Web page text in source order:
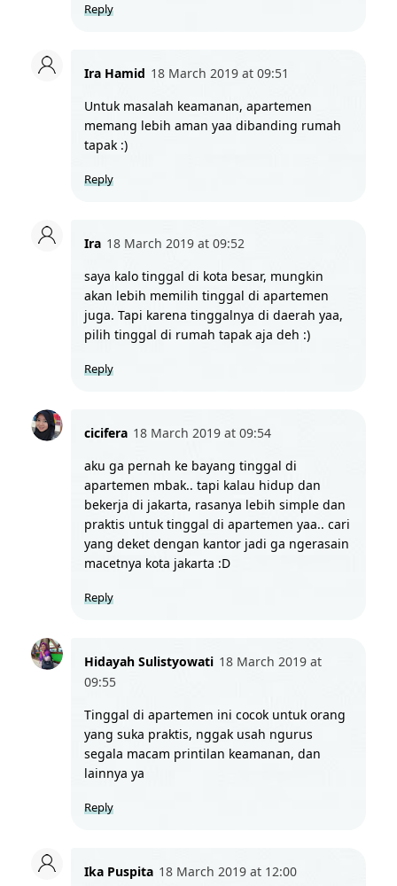
Reply
Ira Hamid 18 March 2019 at 09:51
Untuk masalah keamanan, apartemen
memang lebih aman yaa dibanding rumah
tapak :)
Reply
Ira 18 March 2019 at 09:52
saya kalo tinggal di kota besar, mungkin
akan lebih memilih tinggal di apartemen
juga. Tapi karena tinggalnya di daerah yaa,
pilih tinggal di rumah tapak aja deh :)
Reply
cicifera 18 March 2019 at 09:54
aku ga pernah ke bayang tinggal di
apartemen mbak.. tapi kalau hidup dan
bekerja di jakarta, rasanya lebih simple dan
praktis untuk tinggal di apartemen yaa.. cari
yang deket dengan kantor jadi ga ngerasain
macetnya kota jakarta :D
Reply
Hidayah Sulistyowati 18 March 2019 at
09:55
Tinggal di apartemen ini cocok untuk orang
yang suka praktis, nggak usah ngurus
segala macam printilan keamanan, dan
lainnya ya
Reply
Ika Puspita 18 March 2019 at 12:00